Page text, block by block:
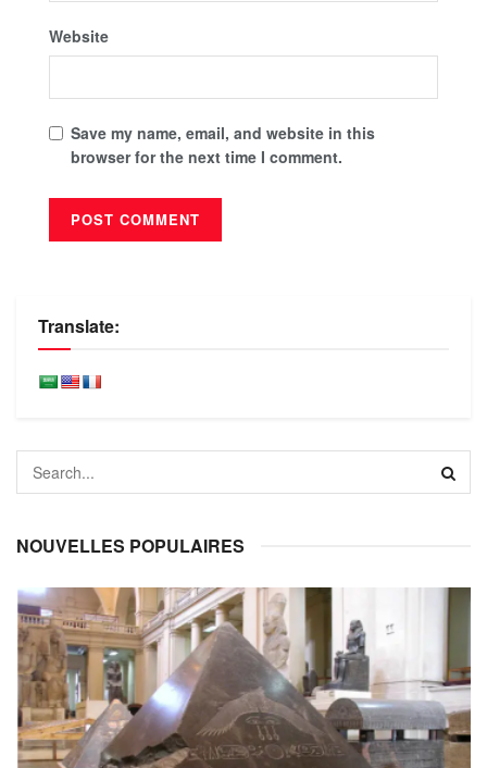
Website
Save my name, email, and website in this
browser for the next time I comment.
Translate:
NOUVELLES POPULAIRES